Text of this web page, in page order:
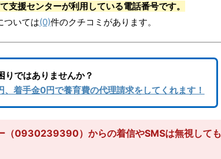
援センターが利用している電話番号です。
ついては(0)件のクチコミがあります。
りではありませんか？
、着手金0円で養育費の代理請求をしてくれます！
（0930239390）からの着信やSMSは無視しても